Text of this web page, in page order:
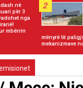
në
për 3
nga
mbërrin
2
mënyrë të
mekanizmave